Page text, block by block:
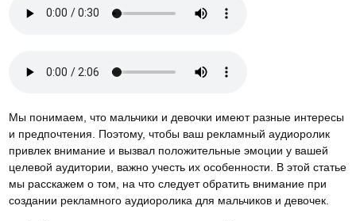
Мы понимаем, что мальчики и девочки имеют разные интересы
и предпочтения. Поэтому, чтобы ваш рекламный аудиоролик
привлек внимание и вызвал положительные эмоции у вашей
целевой аудитории, важно учесть их особенности. В этой статье
мы расскажем о том, на что следует обратить внимание при
создании рекламного аудиоролика для мальчиков и девочек.